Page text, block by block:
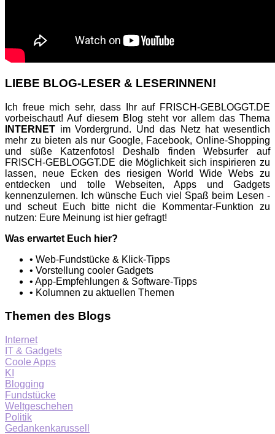
LIEBE BLOG-LESER & LESERINNEN!
Ich freue mich sehr, dass Ihr auf FRISCH-GEBLOGGT.DE
vorbeischaut! Auf diesem Blog steht vor allem das Thema
INTERNET im Vordergrund. Und das Netz hat wesentlich
mehr zu bieten als nur Google, Facebook, Online-Shopping
und süße Katzenfotos! Deshalb finden Websurfer auf
FRISCH-GEBLOGGT.DE die Möglichkeit sich inspirieren zu
lassen, neue Ecken des riesigen World Wide Webs zu
entdecken und tolle Webseiten, Apps und Gadgets
kennenzulernen. Ich wünsche Euch viel Spaß beim Lesen -
und scheut Euch bitte nicht die Kommentar-Funktion zu
nutzen: Eure Meinung ist hier gefragt!
Was erwartet Euch hier?
• Web-Fundstücke & Klick-Tipps
• Vorstellung cooler Gadgets
• App-Empfehlungen & Software-Tipps
• Kolumnen zu aktuellen Themen
Themen des Blogs
Internet
IT & Gadgets
Coole Apps
KI
Blogging
Fundstücke
Weltgeschehen
Politik
Gedankenkarussell